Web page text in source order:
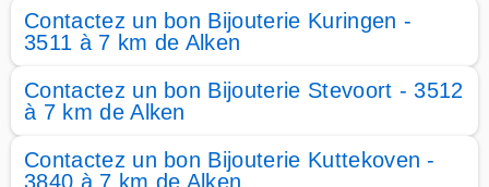
Contactez un bon Bijouterie Kuringen -
3511 à 7 km de Alken
Contactez un bon Bijouterie Stevoort - 3512
à 7 km de Alken
Contactez un bon Bijouterie Kuttekoven -
3840 à 7 km de Alken